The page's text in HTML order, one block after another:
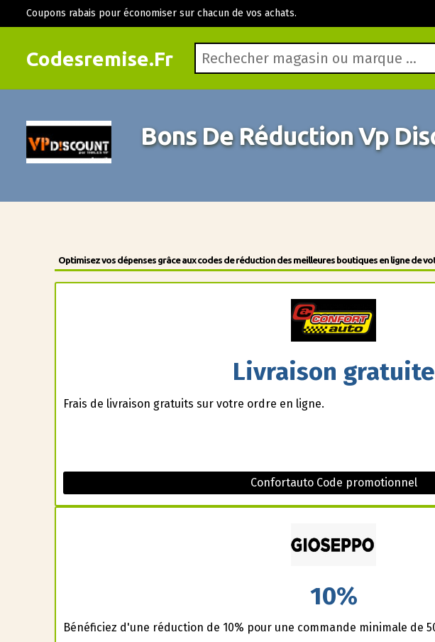
Codesremise.Fr
Coupons rabais pour économiser sur chacun de vos achats.
Bons De Réduction Vp
Optimisez vos dépenses grâce aux codes de réduction des meilleures boutiques en ligne de
Livraison gratuite
Frais de livraison gratuits sur votre ordre en ligne.
Confortauto Code promotionnel
10%
Bénéficiez d'une réduction de 10% pour une commande minimale de